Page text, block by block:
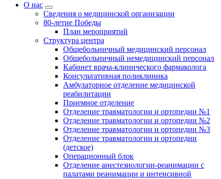
О нас
Сведения о медицинской организации
80-летие Победы
План мероприятий
Структура центра
Общебольничный медицинский персонал
Общебольничный немедицинский персонал
Кабинет врача-клинического фармаколога
Консультативная поликлиника
Амбулаторное отделение медицинской
реабилитации
Приемное отделение
Отделение травматологии и ортопедии №1
Отделение травматологии и ортопедии №2
Отделение травматологии и ортопедии №3
Отделение травматологии и ортопедии
(детское)
Операционный блок
Отделение анестезиологии-реанимации с
палатами реанимации и интенсивной